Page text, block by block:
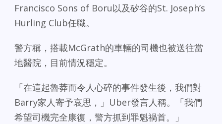
Francisco Sons of Boru以及矽谷的St. Joseph’s
Hurling Club任職。
警方稱，搭載McGrath的車輛的司機也被送往當
地醫院，目前情況穩定。
「在這起魯莽而令人心碎的事件發生後，我們對
Barry家人寄予哀思，」Uber發言人稱。「我們
希望司機完全康復，警方抓到罪魁禍首。」